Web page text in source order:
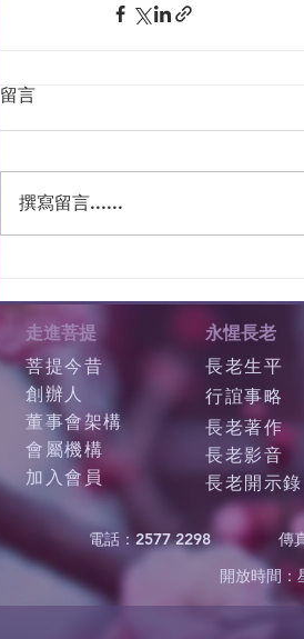
留言
撰寫留言......
走進菩提
菩提今昔
創辦人
董事會架構
會屬機構
加入會員
永惺長老
長老生平
行誼事略
長老著作
長老影音
長老開示錄
電話：2577 2298 傳
開放時間：